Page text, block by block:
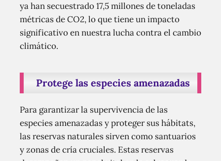
ya han secuestrado 17,5 millones de toneladas
métricas de CO2, lo que tiene un impacto
significativo en nuestra lucha contra el cambio
climático.
Protege las especies amenazadas
Para garantizar la supervivencia de las
especies amenazadas y proteger sus hábitats,
las reservas naturales sirven como santuarios
y zonas de cría cruciales. Estas reservas